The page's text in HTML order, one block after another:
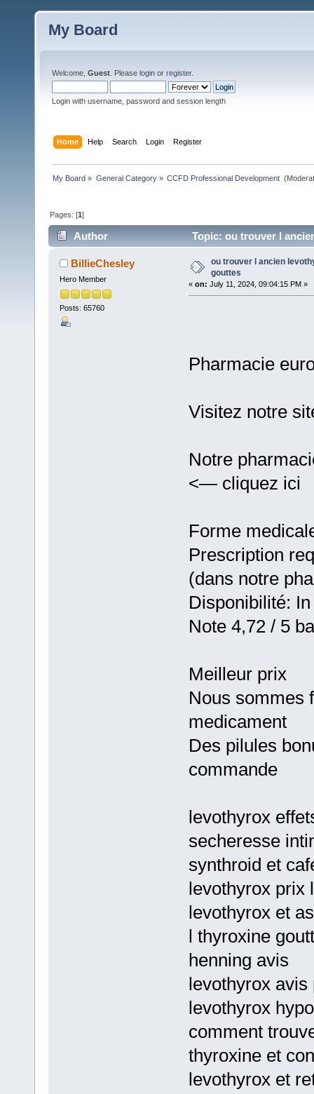
My Board
Welcome, Guest . Please login or register.
Login with username, password and session length
Home Help Search Login Register
My Board » General Category» CCFD Professional Development
Pages: [1]
Author Topic: ou trouver l
BillieChesley
Hero Member
Posts: 65760
ou trouver l ancien
gouttes
« on: July 11, 2024, 09:04:15 PM »
Pharmacie
Visitez notre
Notre
<— cliquez ici
Forme
Prescription
(dans notre
Disponibilité:
Note 4,72 / 5
Meilleur prix
Nous sommes
medicament
Des pilules
commande
levothyrox
secheresse
synthroid et
levothyrox prix
levothyrox et
l thyroxine
henning avis
levothyrox
levothyrox
comment
thyroxine et
levothyrox et